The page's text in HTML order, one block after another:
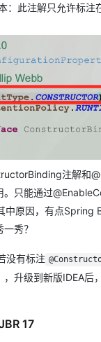
：此注解只允许标注
注解和
。只能通过
中原因，有点Spring
秀？
没有标注
升级到新版IDEA后
17